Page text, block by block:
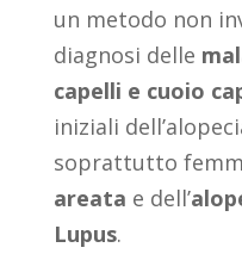
un metodo non
diagnosi delle
capelli e cuoio
iniziali
soprattutto
areata e dell’
Lupus.